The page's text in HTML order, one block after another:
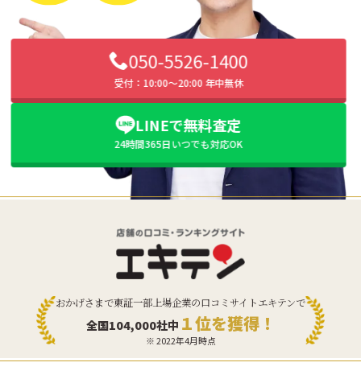
050-5526-1400
受付：10:00〜20:00 年中無休
LINEで無料査定
24時間365日いつでも対応OK
おかげさまで東証一部上場企業の口コミサイトエキテンで
全国104,000社中 １位を獲得！
※ 2022年4月時点